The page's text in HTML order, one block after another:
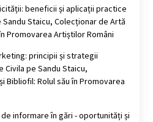
beneficii și aplicații practice
Sandu Staicu, Colecționar de Artă
Promovarea Artiștilor Români
principii și strategii
Civila pe Sandu Staicu,
Bibliofil: Rolul său în Promovarea
informare în gări - oportunități și